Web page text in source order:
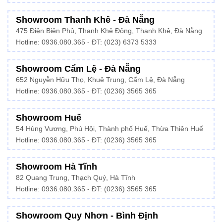
Showroom Thanh Khê - Đà Nẵng
475 Điện Biên Phủ, Thanh Khê Đông, Thanh Khê, Đà Nẵng
Hotline: 0936.080.365 - ĐT: (023) 6373 5333
Showroom Cẩm Lệ - Đà Nẵng
652 Nguyễn Hữu Thọ, Khuê Trung, Cẩm Lệ, Đà Nẵng
Hotline: 0936.080.365 - ĐT: (0236) 3565 365
Showroom Huế
54 Hùng Vương, Phú Hội, Thành phố Huế, Thừa Thiên Huế
Hotline: 0936.080.365 - ĐT: (0236) 3565 365
Showroom Hà Tĩnh
82 Quang Trung, Thạch Quý, Hà Tĩnh
Hotline: 0936.080.365 - ĐT: (0236) 3565 365
Showroom Quy Nhơn - Bình Định